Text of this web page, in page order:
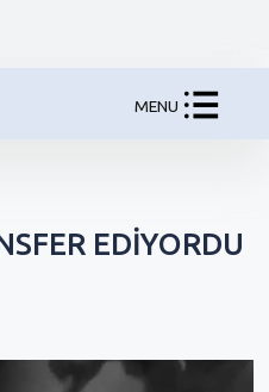
MENU
EDİYORDU